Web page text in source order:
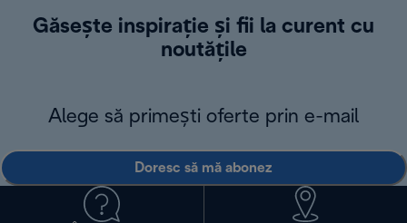
Găsește inspirație și fii la curent cu
noutățile
Alege să primești oferte prin e-mail
Doresc să mă abonez